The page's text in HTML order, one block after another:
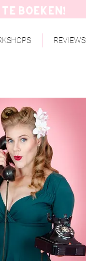
boeken !
REVIEWS